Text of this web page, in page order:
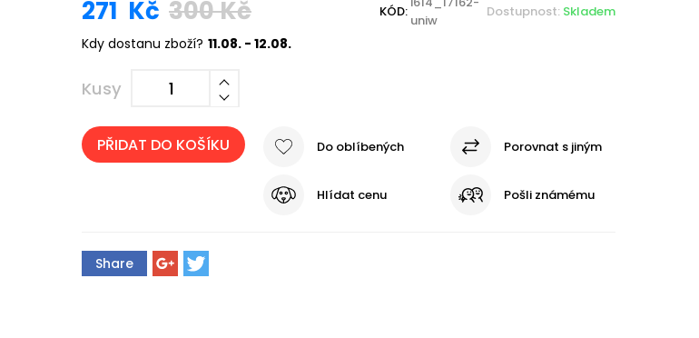
271 Kč 300Kč KÓD:
uniw
Dostupnost: Skladem
Kdy dostanu zboží? 11.08. - 12.08.
Kusy
PŘIDAT DO KOŠÍKU Do oblíbených Porovnat s jiným
Hlídat cenu Pošli známému
Share